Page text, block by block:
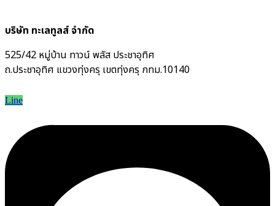
บริษัท ทะเลทูลส์ จำกัด
525/42 หมู่บ้าน ทาวน์ พลัส ประชาอุทิศ
ถ.ประชาอุทิศ แขวงทุ่งครุ เขตทุ่งครุ กทม.10140
Line